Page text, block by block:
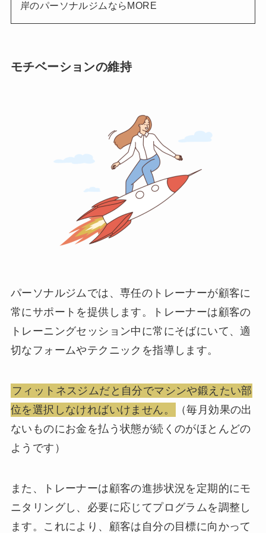
岸のパーソナルジムならMORE
モチベーションの維持
パーソナルジムでは、専任のトレーナーが顧客に
常にサポートを提供します。トレーナーは顧客の
トレーニングセッション中に常にそばにいて、適
切なフォームやテクニックを指導します。
フィットネスジムだと自分でマシンや鍛えたい部
位を選択しなければいけません。
（毎月効果の出
ないものにお金を払う状態が続くのがほとんどの
ようです）
また、トレーナーは顧客の進捗状況を定期的にモ
ニタリングし、必要に応じてプログラムを調整し
ます。これにより、顧客は自分の目標に向かって